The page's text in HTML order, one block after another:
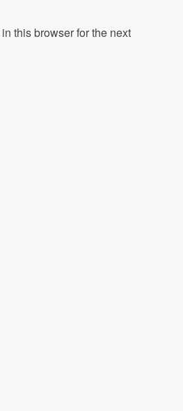
this browser for the next